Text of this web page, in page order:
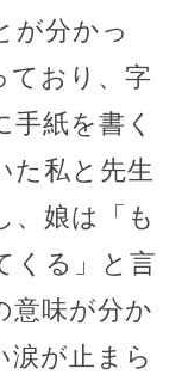
が分かっ
ており、字
紙を書く
た私と先生
、娘は「も
くる」と言
意味が分か
涙が止まら